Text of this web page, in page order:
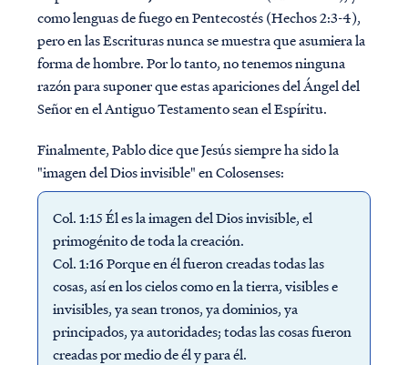
como lenguas de fuego en Pentecostés (Hechos 2:3-4),
pero en las Escrituras nunca se muestra que asumiera la
forma de hombre. Por lo tanto, no tenemos ninguna
razón para suponer que estas apariciones del Ángel del
Señor en el Antiguo Testamento sean el Espíritu.
Finalmente, Pablo dice que Jesús siempre ha sido la
"imagen del Dios invisible" en Colosenses:
Col. 1:15 Él es la imagen del Dios invisible, el
primogénito de toda la creación.
Col. 1:16 Porque en él fueron creadas todas las
cosas, así en los cielos como en la tierra, visibles e
invisibles, ya sean tronos, ya dominios, ya
principados, ya autoridades; todas las cosas fueron
creadas por medio de él y para él.